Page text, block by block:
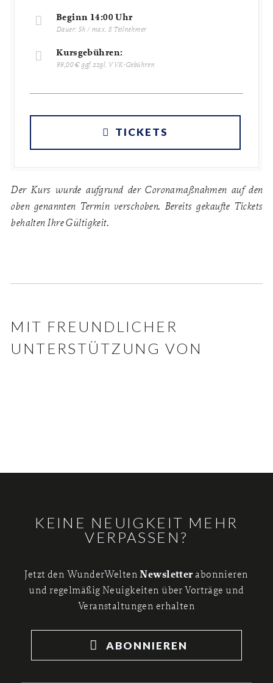
Beginn 14:00 Uhr
Dauer: 5h / max. 8 Teilnehmer
Kursgebühren:
99,00 € ggf. zzgl. VVK-Gebühren
TICKETS
Der Kurs wurde aufgrund der Coronamaßnahmen auf den
oben genannten Termin verschoben. Bereits gekaufte Tickets
behalten Ihre Gültigkeit.
MIT FREUNDLICHER
UNTERSTÜTZUNG VON
KEINE NEUIGKEIT MEHR
VERPASSEN?
Jetzt den WunderWeltenNewsletterabonnieren
und regelmäßig Neuigkeiten über Vorträge und
Veranstaltungen erhalten
ABONNIEREN